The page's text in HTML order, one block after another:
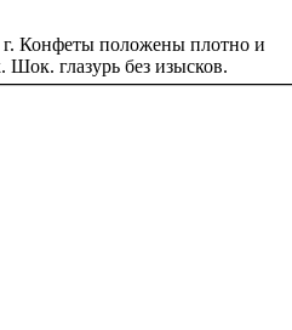
г. Конфеты положены плотно и
Шок. глазурь без изысков.